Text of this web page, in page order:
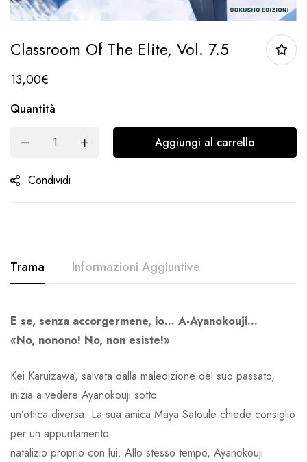
Classroom Of The Elite, Vol. 7.5
13,00€
Quantità
Aggiungi al carrello
Condividi
Trama Informazioni Aggiuntive
E se, senza accorgermene, io… A-Ayanokouji…
«No, nonono! No, non esiste!»
Kei Karuizawa, salvata dalla maledizione del suo passato,
inizia a vedere Ayanokouji sotto
un’ottica diversa. La sua amica Maya Satoule chiede consiglio
per un appuntamento
natalizio proprio con lui. Allo stesso tempo, Ayanokouji